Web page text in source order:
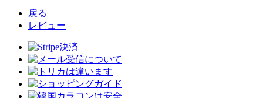
戻る
レビュー